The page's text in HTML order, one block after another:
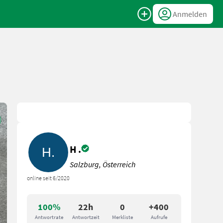
Anmelden
100%
Antwortrate
22h
Antwortzeit
0
Merkliste
+400
Aufrufe
online seit 6/2020
H .
Salzburg, Österreich